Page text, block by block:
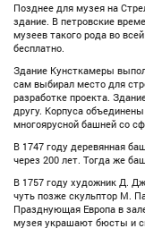
Позднее для музея на
здание. В петровские
музеев такого рода во
бесплатно.
Здание Кунсткамеры
сам выбирал место для
разработке проекта.
другу. Корпуса
многоярусной башней со
В 1747 году деревянная
через 200 лет. Тогда же
В 1757 году художник Д.
чуть позже скульптор М.
Празднующая Европа в
музея украшают бюсты и